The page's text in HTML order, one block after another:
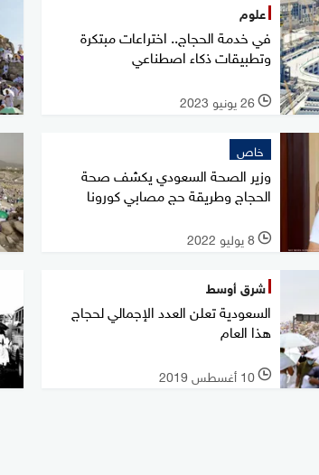
علوم
في خدمة الحجاج.. اختراعات مبتكرة
وتطبيقات ذكاء اصطناعي
l 26 يونيو 2023
خاص
وزير الصحة السعودي يكشف صحة
الحجاج وطريقة حج مصابي كورونا
l 8 يوليو 2022
شرق أوسط
السعودية تعلن العدد الإجمالي لحجاج
هذا العام
l 10 أغسطس 2019